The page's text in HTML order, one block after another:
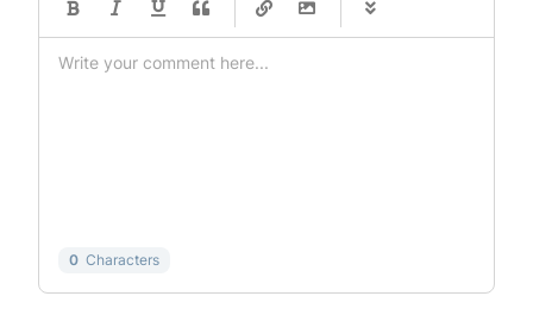
-
-
-
-
0 Characters